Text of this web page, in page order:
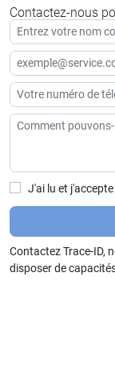
Contactez-nous
J'ai lu et j'accepte
P
or
f
a
Contactez Trace-ID,
disposer de